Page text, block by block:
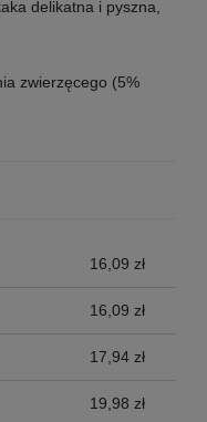
delikatna i pyszna,
zwierzęcego (5%
płatności
16,09 zł
16,09 zł
17,94 zł
19,98 zł